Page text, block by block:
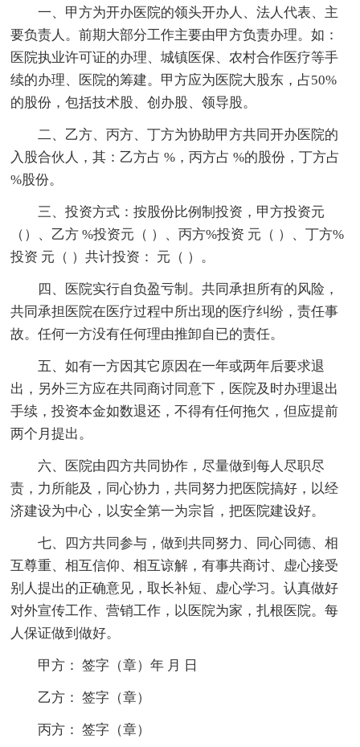
一、甲方为开办医院的领头开办人、法人代表、主
要负责人。前期大部分工作主要由甲方负责办理。如：
医院执业许可证的办理、城镇医保、农村合作医疗等手
续的办理、医院的筹建。甲方应为医院大股东，占50%
的股份，包括技术股、创办股、领导股。
二、乙方、丙方、丁方为协助甲方共同开办医院的
入股合伙人，其：乙方占 %，丙方占 %的股份，丁方占
%股份。
三、投资方式：按股份比例制投资，甲方投资元
（）、乙方 %投资元（ ）、丙方%投资 元（ ）、丁方%
投资 元（ ）共计投资： 元（ ）。
四、医院实行自负盈亏制。共同承担所有的风险，
共同承担医院在医疗过程中所出现的医疗纠纷，责任事
故。任何一方没有任何理由推卸自已的责任。
五、如有一方因其它原因在一年或两年后要求退
出，另外三方应在共同商讨同意下，医院及时办理退出
手续，投资本金如数退还，不得有任何拖欠，但应提前
两个月提出。
六、医院由四方共同协作，尽量做到每人尽职尽
责，力所能及，同心协力，共同努力把医院搞好，以经
济建设为中心，以安全第一为宗旨，把医院建设好。
七、四方共同参与，做到共同努力、同心同德、相
互尊重、相互信仰、相互谅解，有事共商讨、虚心接受
别人提出的正确意见，取长补短、虚心学习。认真做好
对外宣传工作、营销工作，以医院为家，扎根医院。每
人保证做到做好。
甲方： 签字（章）年 月 日
乙方： 签字（章）
丙方： 签字（章）